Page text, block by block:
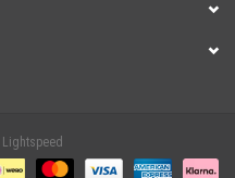
Lightspeed